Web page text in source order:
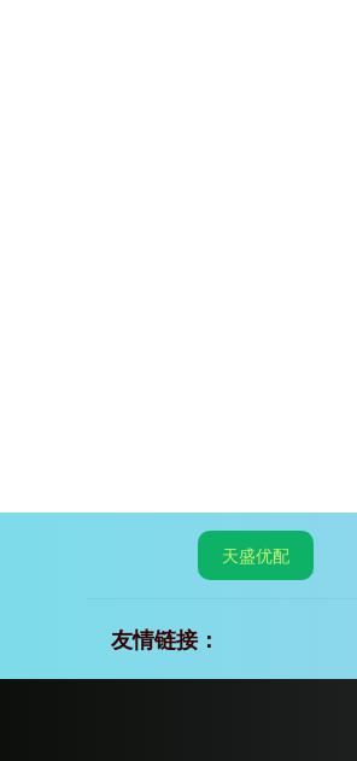
天盛优配
友情链接：